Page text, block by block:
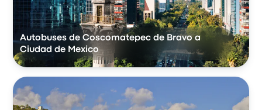
Autobuses de Coscomatepec de Bravo a
Ciudad de Mexico